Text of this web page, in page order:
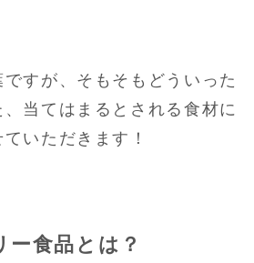
すが、そもそもどういった
当てはまるとされる食材に
いただきます！
食品とは？